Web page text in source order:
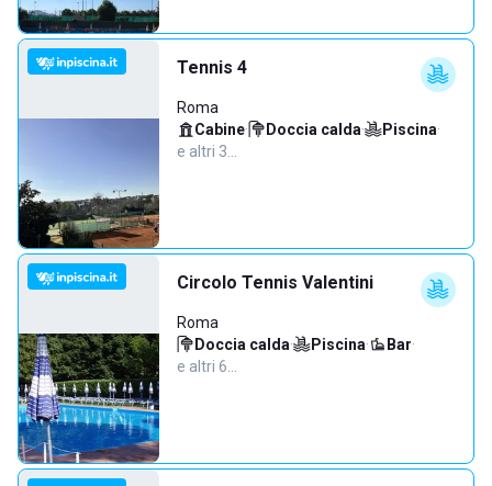
Tennis 4
Roma
Cabine· Doccia calda· Piscina·
e altri 3…
Circolo Tennis Valentini
Roma
Doccia calda· Piscina· Bar·
e altri 6…